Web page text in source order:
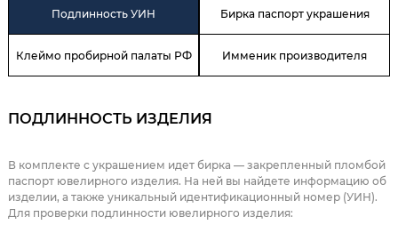
Подлинность УИН Бирка паспорт украшения
Клеймо пробирной палаты РФ Имменик производителя
ПОДЛИННОСТЬ ИЗДЕЛИЯ
В комплекте с украшением идет бирка — закрепленный пломбой
паспорт ювелирного изделия. На ней вы найдете информацию об
изделии, а также уникальный идентификационный номер (УИН).
Для проверки подлинности ювелирного изделия: